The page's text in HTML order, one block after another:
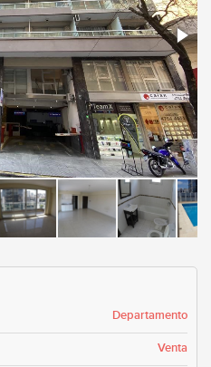
Departamento
Venta